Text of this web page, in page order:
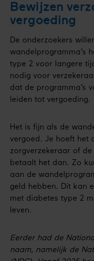
Bewijzen
vergoeding
De onderzoekers
wandelprogramma’s
type 2 voor langere
nodig voor
dat de programma’s
leiden tot vergoeding.
Het is fijn als de
vergoed. Je hoeft het
zorgverzekeraar of
betaalt het dan. Zo
aan de
geld hebben. Dit kan
met diabetes type 2
leven.
Eerder had de
naam, namelijk de